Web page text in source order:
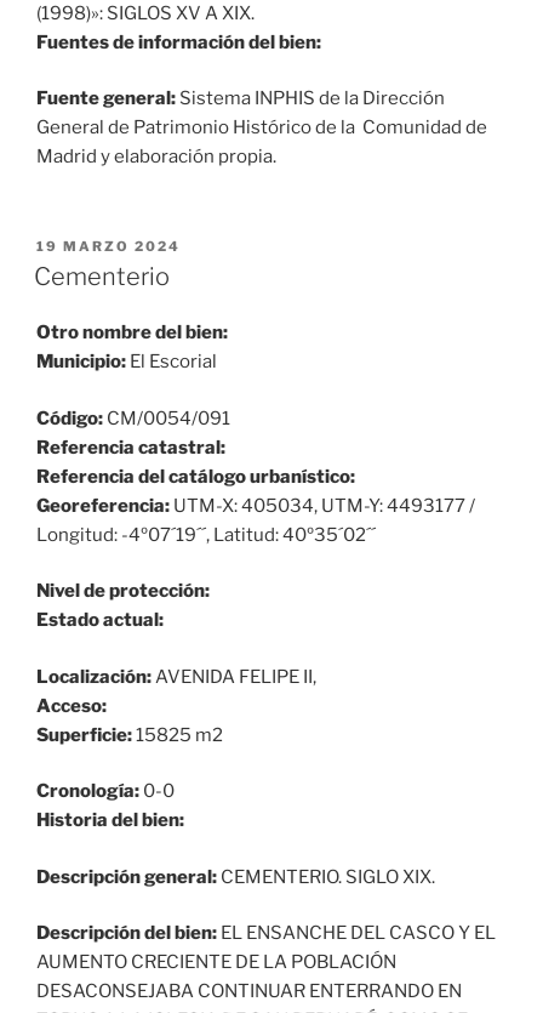
(1998)»: SIGLOS XV A XIX.
Fuentes de información del bien:
Fuente general: Sistema INPHIS de la Dirección
General de Patrimonio Histórico de la Comunidad de
Madrid y elaboración propia.
PUBLICADO
EL
19 MARZO 2024
Cementerio
Otro nombre del bien:
Municipio: El Escorial
Código: CM/0054/091
Referencia catastral:
Referencia del catálogo urbanístico:
Georeferencia: UTM-X: 405034, UTM-Y: 4493177 /
Longitud: -4º07´19´´, Latitud: 40º35´02´´
Nivel de protección:
Estado actual:
Localización:AVENIDA FELIPE II,
Acceso:
Superficie:15825 m2
Cronología: 0-0
Historia del bien:
Descripción general: CEMENTERIO. SIGLO XIX.
Descripción del bien: EL ENSANCHE DEL CASCO Y EL
AUMENTO CRECIENTE DE LA POBLACIÓN
DESACONSEJABA CONTINUAR ENTERRANDO EN